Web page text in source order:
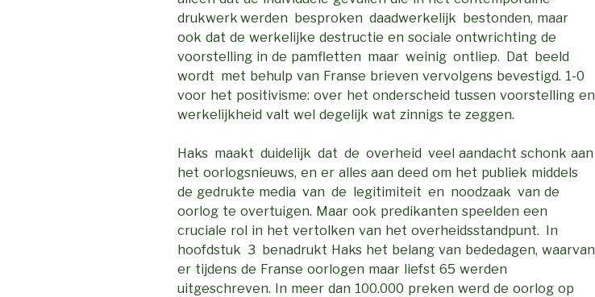
drukwerk werden besproken daadwerkelijk bestonden, maar
ook dat de werkelijke destructie en sociale ontwrichting de
voorstelling in de pamfletten maar weinig ontliep. Dat beeld
wordt met behulp van Franse brieven vervolgens bevestigd. 1-0
voor het positivisme: over het onderscheid tussen voorstelling en
werkelijkheid valt wel degelijk wat zinnigs te zeggen.
Haks maakt duidelijk dat de overheid veel aandacht schonk aan
het oorlogsnieuws, en er alles aan deed om het publiek middels
de gedrukte media van de legitimiteit en noodzaak van de
oorlog te overtuigen. Maar ook predikanten speelden een
cruciale rol in het vertolken van het overheidsstandpunt. In
hoofdstuk 3 benadrukt Haks het belang van bededagen, waarvan
er tijdens de Franse oorlogen maar liefst 65 werden
uitgeschreven. In meer dan 100.000 preken werd de oorlog op